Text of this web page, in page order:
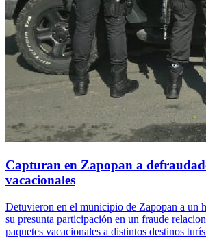
Capturan en Zapopan a
vacacionales
Detuvieron en el municipio de Zapopan a un
su presunta participación en un fraude
paquetes vacacionales a distintos destinos